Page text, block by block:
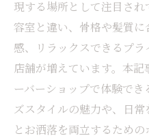
現する場所として注目さ
容室と違い、骨格や髪質
感、リラックスできるプ
店舗が増えています。本
ーバーショップで体験で
ズスタイルの魅力や、日
とお洒落を両立するため